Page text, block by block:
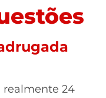
realmente 24